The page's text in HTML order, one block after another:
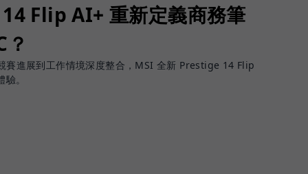
Flip AI+ 重新定義商務筆
賽進展到工作情境深度整合，MSI 全新 Prestige 14 Flip
。